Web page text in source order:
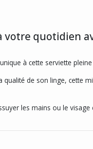
votre quotidien
à cette serviette
de son linge, cette
les mains ou le